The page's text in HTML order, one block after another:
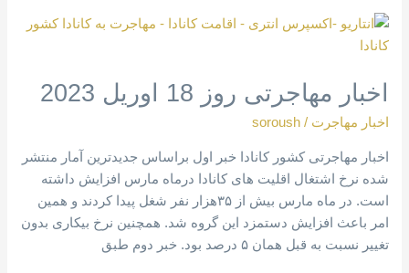
اخبار مهاجرتی روز 18 اوریل 2023
اخبار مهاجرت /
soroush
اخبار مهاجرتی کشور کانادا خبر اول براساس جدیدترین آمار منتشر
شده نرخ اشتغال اقلیت های کانادا در‌ماه مارس افزایش داشته
است. در ماه مارس بیش از ۳۵هزار نفر شغل پیدا کردند و همین
امر باعث افزایش دستمزد این گروه شد. همچنین نرخ بیکاری بدون
تغییر نسبت به قبل همان ۵ درصد بود. خبر دوم طبق
اخبار
مهاجرتی
2023